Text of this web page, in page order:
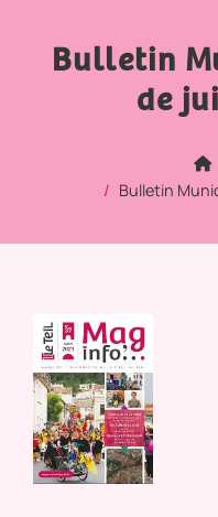
Bulletin
de
Bulletin